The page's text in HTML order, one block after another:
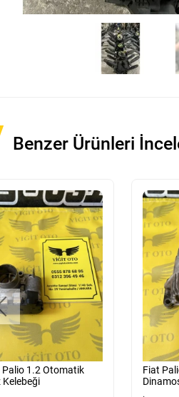
Benzer Ürünleri
Palio 1.2 Otomatik
Kelebeği
Fiat